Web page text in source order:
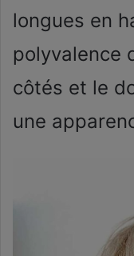
longues en
polyvalence
côtés et le
une